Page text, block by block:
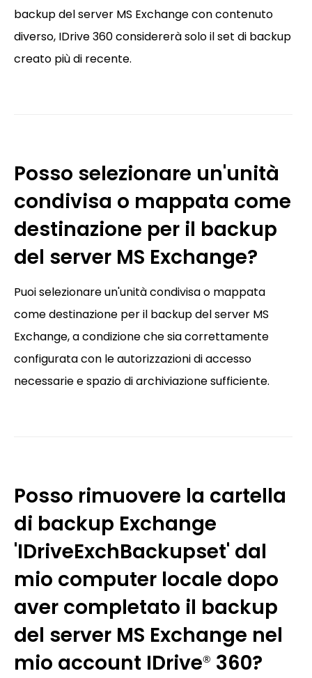
backup del server MS Exchange con contenuto
diverso, IDrive 360 considererà solo il set di backup
creato più di recente.
Posso selezionare un'unità
condivisa o mappata come
destinazione per il backup
del server MS Exchange?
Puoi selezionare un'unità condivisa o mappata
come destinazione per il backup del server MS
Exchange, a condizione che sia correttamente
configurata con le autorizzazioni di accesso
necessarie e spazio di archiviazione sufficiente.
Posso rimuovere la cartella
di backup Exchange
'IDriveExchBackupset' dal
mio computer locale dopo
aver completato il backup
del server MS Exchange nel
mio account IDrive® 360?